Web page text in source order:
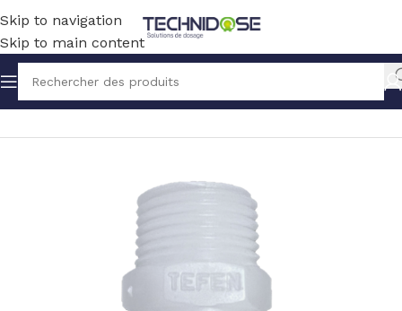
Skip to navigation
Skip to main content
Accueil TUYAUX ET RACCORDS RACCORDS PVDF